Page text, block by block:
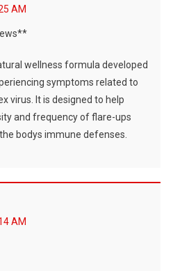
AM
wellness formula developed
symptoms related to
virus. It is designed to help
and frequency of flare-ups
bodys immune defenses.
AM